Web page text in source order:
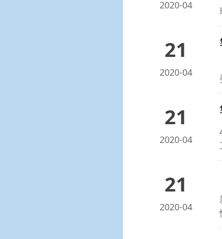
2020-04
21
2020-04
21
2020-04
21
2020-04